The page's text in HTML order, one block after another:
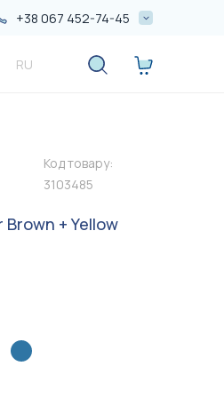
+38 067 452-74-45
+38 050 552-74-45
RU
Код товару:
3103485
+ Yellow